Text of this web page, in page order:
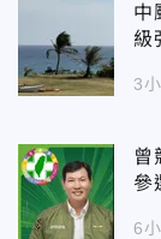
中
級
3
曾
參
6